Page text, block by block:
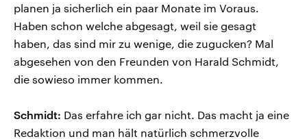
planen ja sicherlich ein paar Monate im Voraus.
Haben schon welche abgesagt, weil sie gesagt
haben, das sind mir zu wenige, die zugucken? Mal
abgesehen von den Freunden von Harald Schmidt,
die sowieso immer kommen.
Schmidt: Das erfahre ich gar nicht. Das macht ja eine
Redaktion und man hält natürlich schmerzvolle